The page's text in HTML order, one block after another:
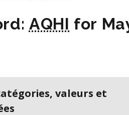
AQHI for
valeurs et